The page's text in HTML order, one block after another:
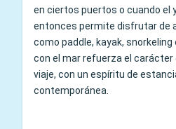
en ciertos puertos o cuando el
entonces permite disfrutar de
como paddle, kayak,
con el mar refuerza el carácter
viaje, con un espíritu de
contemporánea.